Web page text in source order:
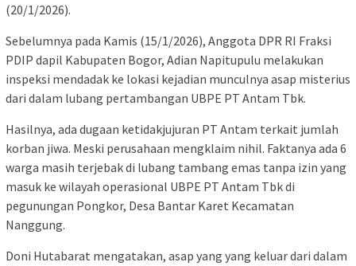
(20/1/2026).
Sebelumnya pada Kamis (15/1/2026), Anggota DPR RI Fraksi
PDIP dapil Kabupaten Bogor, Adian Napitupulu melakukan
inspeksi mendadak ke lokasi kejadian munculnya asap misterius
dari dalam lubang pertambangan UBPE PT Antam Tbk.
Hasilnya, ada dugaan ketidakjujuran PT Antam terkait jumlah
korban jiwa. Meski perusahaan mengklaim nihil. Faktanya ada 6
warga masih terjebak di lubang tambang emas tanpa izin yang
masuk ke wilayah operasional UBPE PT Antam Tbk di
pegunungan Pongkor, Desa Bantar Karet Kecamatan
Nanggung.
Doni Hutabarat mengatakan, asap yang yang keluar dari dalam